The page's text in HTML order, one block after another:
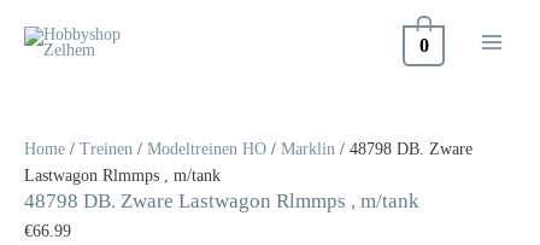
naar
0
Home / Treinen / Modeltreinen HO / Marklin / 48798 DB. Zware
Lastwagon Rlmmps , m/tank
48798 DB. Zware Lastwagon Rlmmps , m/tank
€66.99